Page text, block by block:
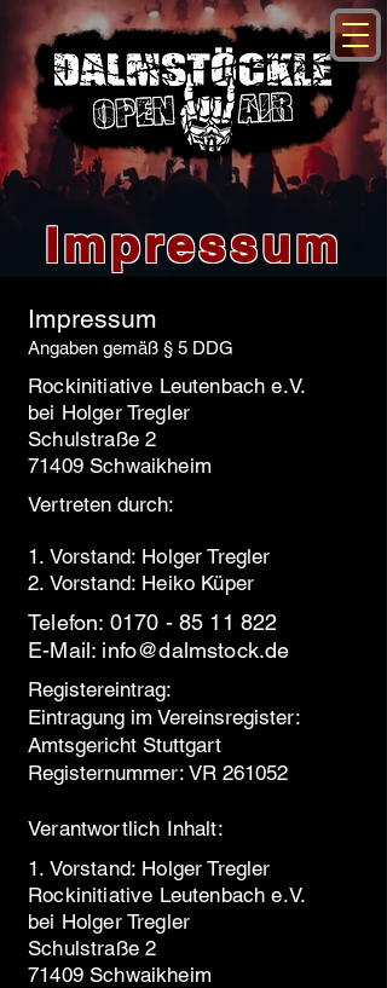
Impressum
Impressum
Angaben gemäß § 5 DDG
Rockinitiative Leutenbach e.V.
bei Holger Tregler
Schulstraße 2
71409 Schwaikheim
Vertreten durch:
1. Vorstand: Holger Tregler
2. Vorstand: Heiko Küper
Telefon: 0170 - 85 11 822
E-Mail: info@dalmstock.de
Registereintrag:
Eintragung im Vereinsregister:
Amtsgericht Stuttgart
Registernummer: VR 261052​
Verantwortlich Inhalt:
1. Vorstand: Holger Tregler
Rockinitiative Leutenbach e.V.
bei Holger Tregler
Schulstraße 2
71409 Schwaikheim